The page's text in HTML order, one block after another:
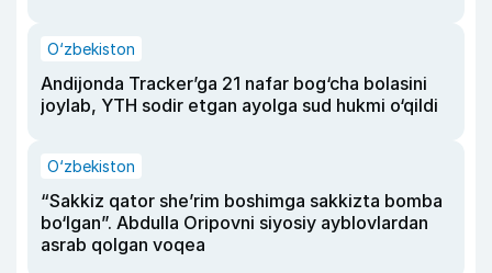
O‘zbekiston
Andijonda Tracker’ga 21 nafar bog‘cha bolasini
joylab, YTH sodir etgan ayolga sud hukmi o‘qildi
O‘zbekiston
“Sakkiz qator she’rim boshimga sakkizta bomba
bo‘lgan”. Abdulla Oripovni siyosiy ayblovlardan
asrab qolgan voqea